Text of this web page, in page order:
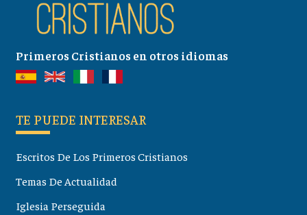
Primeros Cristianos en otros idiomas
TE PUEDE INTERESAR
Escritos De Los Primeros Cristianos
Temas De Actualidad
Iglesia Perseguida